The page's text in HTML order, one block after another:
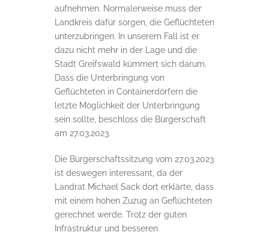
aufnehmen. Normalerweise muss der
Landkreis dafür sorgen, die Geflüchteten
unterzubringen. In unserem Fall ist er
dazu nicht mehr in der Lage und die
Stadt Greifswald kümmert sich darum.
Dass die Unterbringung von
Geflüchteten in Containerdörfern die
letzte Möglichkeit der Unterbringung
sein sollte, beschloss die Bürgerschaft
am 27.03.2023.
Die Bürgerschaftssitzung vom 27.03.2023
ist deswegen interessant, da der
Landrat Michael Sack dort erklärte, dass
mit einem hohen Zuzug an Geflüchteten
gerechnet werde. Trotz der guten
Infrastruktur und besseren